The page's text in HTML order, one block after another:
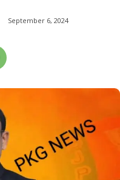
September 6, 2024